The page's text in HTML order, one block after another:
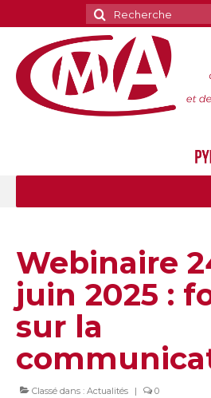
Rechercher
:
Webinaire
juin 2025 :
sur la
Classé dans : Actualités | 0